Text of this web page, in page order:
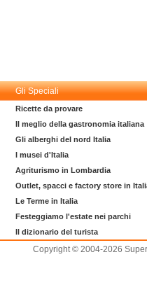
Gli Speciali
Ricette da provare
Il meglio della gastronomia italiana
Gli alberghi del nord Italia
I musei d'Italia
Agriturismo in Lombardia
Outlet, spacci e factory store in
Le Terme in Italia
Festeggiamo l'estate nei parchi
Il dizionario del turista
Copyright © 2004-2026